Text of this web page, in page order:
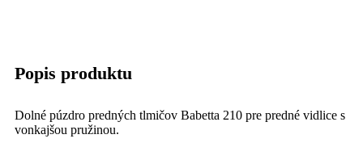
Popis produktu
Dolné púzdro predných tlmičov Babetta 210 pre predné vidlice s
vonkajšou pružinou.